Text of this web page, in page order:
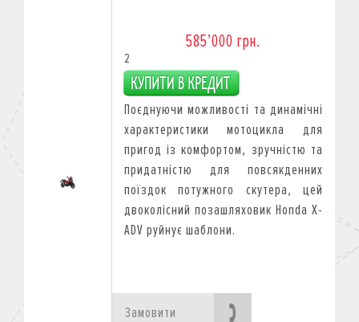
585’000 грн.
2
Поєднуючи можливості тa динамічні
характеристики мотоцикла для
пригод із комфортом, зручністю тa
придатністю для повсякденних
поїздок потужного скутера, цей
двоколісний позашляховик Honda X-
ADV руйнує шаблони.
Замовити